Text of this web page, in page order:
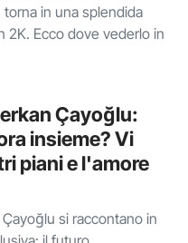
in una splendida
2K. Ecco dove vederlo in
Çayoğlu:
insieme? Vi
piani e l'amore
si raccontano in